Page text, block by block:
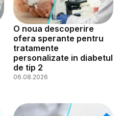
O noua descoperire
ofera sperante pentru
tratamente
personalizate in diabetul
de tip 2
06.08.2026